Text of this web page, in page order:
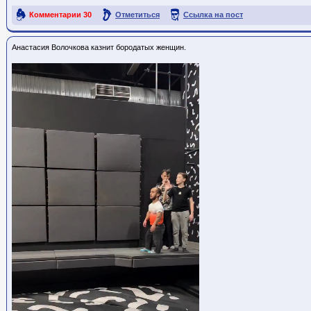
Комментарии 30 Отметиться Ссылка на пост
Анастасия Волочкова казнит бородатых женщин.